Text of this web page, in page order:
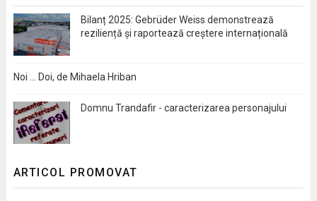
Bilanț 2025: Gebrüder Weiss demonstrează
reziliență și raportează creștere internațională
Noi … Doi, de Mihaela Hriban
Domnu Trandafir - caracterizarea personajului
ARTICOL PROMOVAT